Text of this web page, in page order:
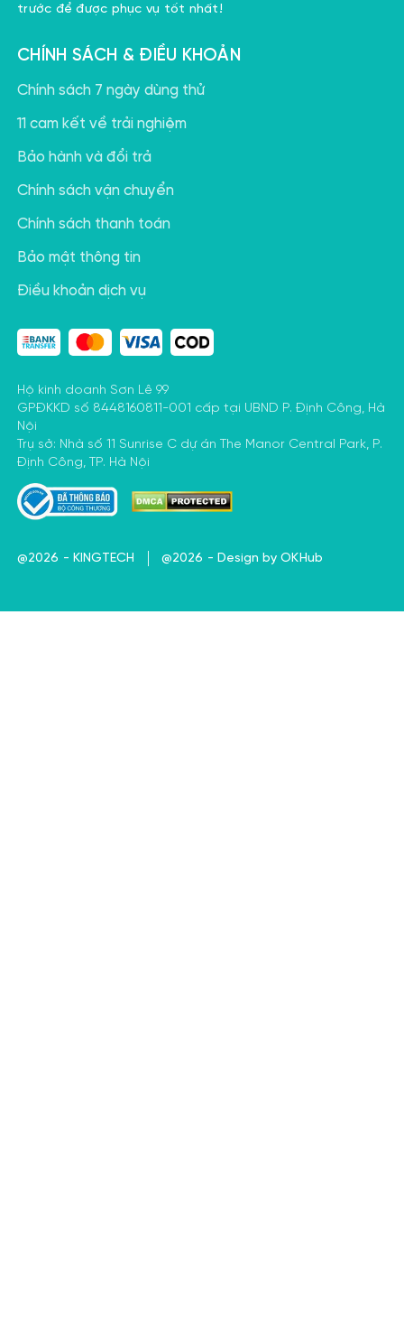
trước để được phục vụ tốt nhất!
CHÍNH SÁCH & ĐIỀU KHOẢN
Chính sách 7 ngày dùng thử
11 cam kết về trải nghiệm
Bảo hành và đổi trả
Chính sách vận chuyển
Chính sách thanh toán
Bảo mật thông tin
Điều khoản dịch vụ
Hộ kinh doanh Sơn Lê 99
GPĐKKD số 8448160811-001 cấp tại UBND P. Định Công, Hà
Nội
Trụ sở: Nhà số 11 Sunrise C dự án The Manor Central Park, P.
Định Công, TP. Hà Nội
@2026 - KINGTECH @2026 - Design by OKHub